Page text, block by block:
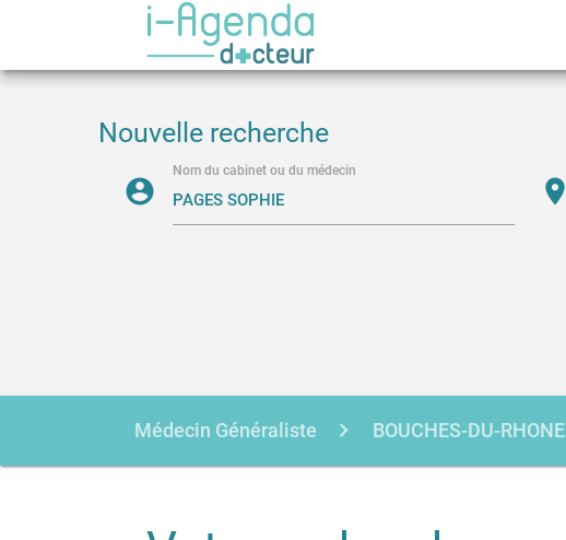
Nouvelle recherche
account_circle
Nom du cabinet ou du médecin
location_on
Médecin Généraliste BOUCHES-DU-RHONE